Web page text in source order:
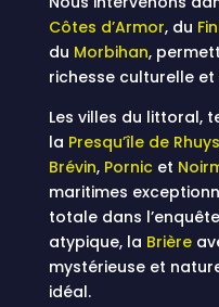
Côtes d’Armor, du
du Morbihan,
richesse culturelle
Les villes du littoral,
la Presqu’île de Rhuys
Brévin, Pornicet
maritimes
totale dans
atypique, la Brière
mystérieuse et
idéal.